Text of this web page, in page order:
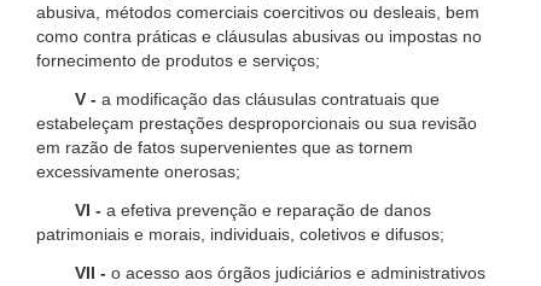
abusiva, métodos comerciais coercitivos ou desleais, bem
como contra práticas e cláusulas abusivas ou impostas no
fornecimento de produtos e serviços;
V - a modificação das cláusulas contratuais que
estabeleçam prestações desproporcionais ou sua revisão
em razão de fatos supervenientes que as tornem
excessivamente onerosas;
VI - a efetiva prevenção e reparação de danos
patrimoniais e morais, individuais, coletivos e difusos;
VII - o acesso aos órgãos judiciários e administrativos